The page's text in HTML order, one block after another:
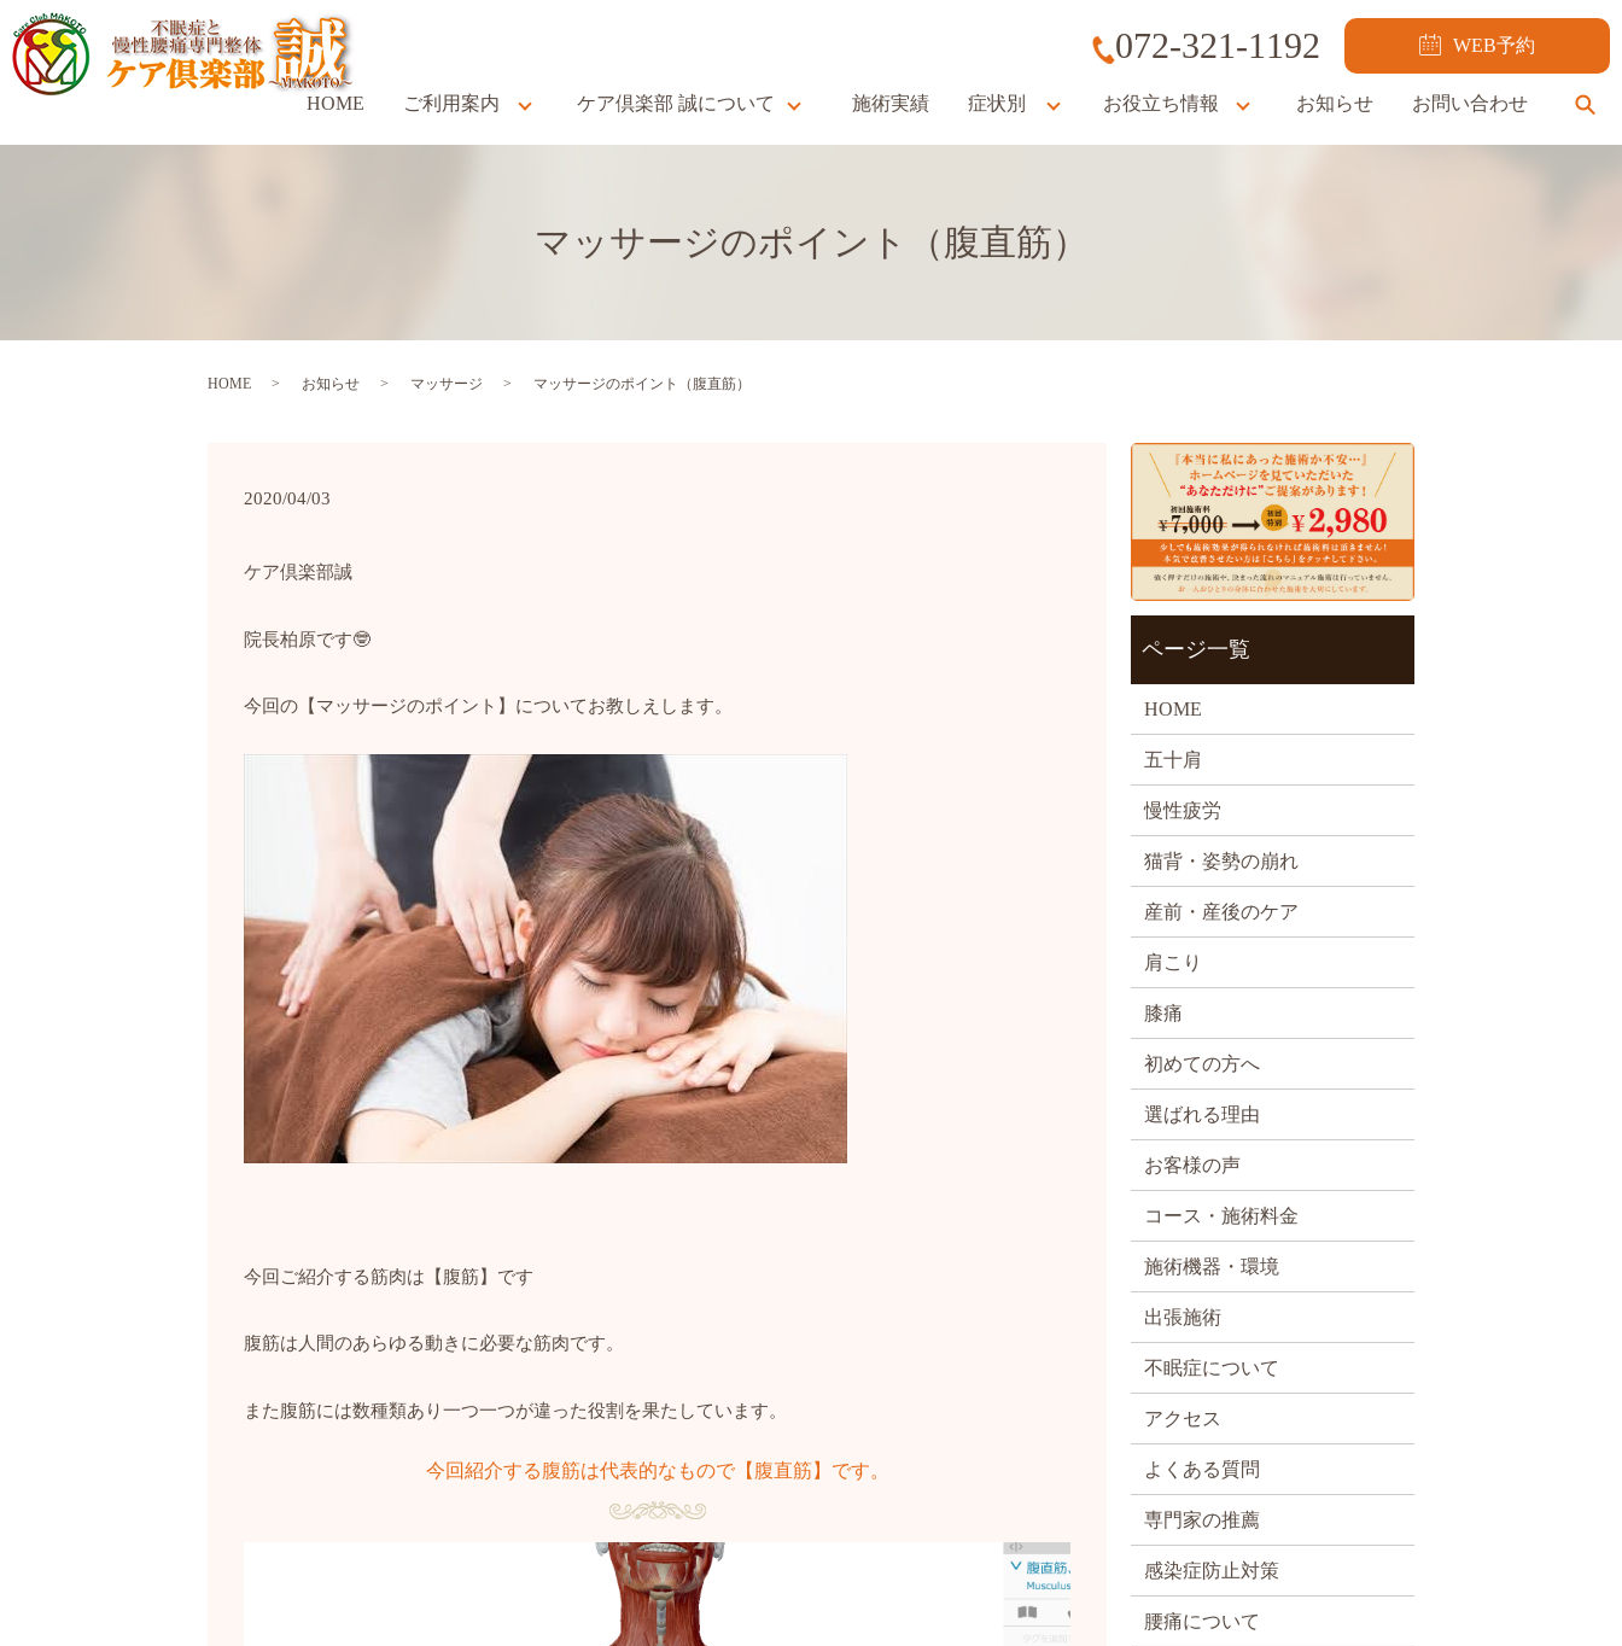
072-321-1192 WEB予約
HOME ご利用案内 ケア倶楽部 誠について 施術実績 症状別 お役立ち情報 お知らせ お問い合わせ
マッサージのポイント（腹直筋）
HOME お知らせ マッサージ マッサージのポイント（腹直筋）
2020/04/03
ケア倶楽部誠
院長柏原です🤓
今回の【マッサージのポイント】についてお教しえします。
今回ご紹介する筋肉は【腹筋】です
腹筋は人間のあらゆる動きに必要な筋肉です。
また腹筋には数種類あり一つ一つが違った役割を果たしています。
今回紹介する腹筋は代表的なもので【腹直筋】です。
ページ一覧
HOME
五十肩
慢性疲労
猫背・姿勢の崩れ
産前・産後のケア
肩こり
膝痛
初めての方へ
選ばれる理由
お客様の声
コース・施術料金
施術機器・環境
出張施術
不眠症について
アクセス
よくある質問
専門家の推薦
感染症防止対策
腰痛について